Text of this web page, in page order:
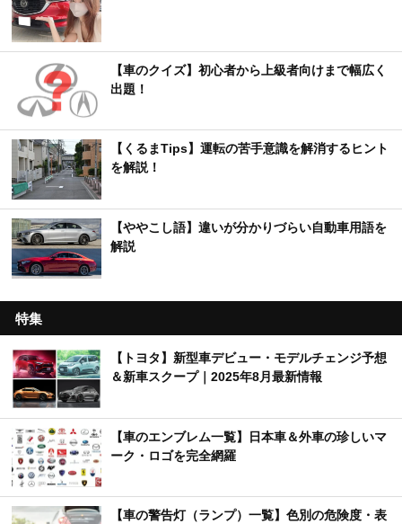
【車のクイズ】初心者から上級者向けまで幅広く
出題！
【くるまTips】運転の苦手意識を解消するヒント
を解説！
【ややこし語】違いが分かりづらい自動車用語を
解説
特集
【トヨタ】新型車デビュー・モデルチェンジ予想
＆新車スクープ｜2025年8月最新情報
【車のエンブレム一覧】日本車＆外車の珍しいマ
ーク・ロゴを完全網羅
【車の警告灯（ランプ）一覧】色別の危険度・表